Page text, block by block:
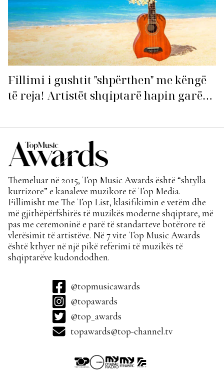
Fillimi i gushtit "shpërthen" me këngë
të reja! Artistët shqiptarë hapin garën
Themeluar në 2015, Top Music Awards është “shtylla
kurrizore” e kanaleve muzikore të Top Media.
Fillimisht me The Top List, klasifikimin e vetëm dhe
më gjithëpërfshirës të muzikës moderne shqiptare, më
pas me ceremoninë e parë të standarteve botërore të
vlerësimit të artistëve. Në 7 vite Top Music Awards
është kthyer në një pikë referimi të muzikës të
shqiptarëve kudondodhen.
@topmusicawards
@topawards
@top_awards
topawards@top-channel.tv